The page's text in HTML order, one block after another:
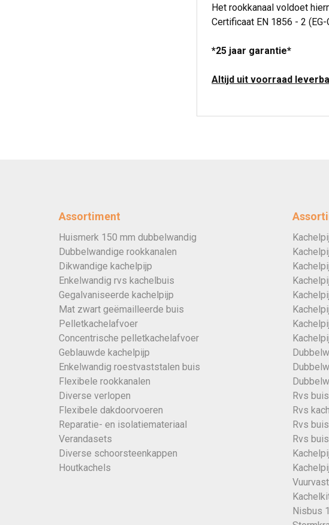
Het rookkanaal voldoet
Certificaat EN 1856 - 2
*25 jaar garantie*
Altijd uit voorraad
Assortiment
Huismerk 150 mm dubbelwandig
Dubbelwandige rookkanalen
Dikwandige kachelpijp
Enkelwandig rvs kachelbuis
Gegalvaniseerde kachelpijp
Mat zwart geëmailleerde buis
Pelletkachelafvoer
Concentrische pelletkachelafvoer
Geblauwde kachelpijp
Enkelwandig roestvaststalen buis
Flexibele rookkanalen
Diverse verlopen
Flexibele dakdoorvoeren
Reparatie- en isolatiemateriaal
Verandasets
Diverse schoorsteenkappen
Houtkachels
Rvs
Rvs
Rvs
Rvs
Nisbus